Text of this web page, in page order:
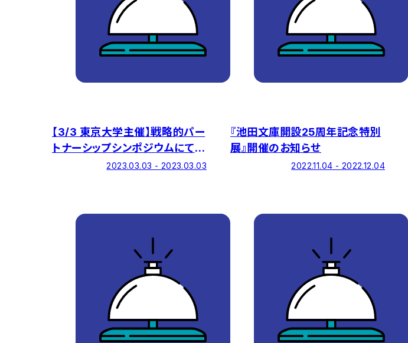
【3/3 東京大学主催】戦略的パー
トナーシップシンポジウムにて本
学が事例紹介します2023.03.03 - 2023.03.03
『池田文庫開設25周年記念特別
展』開催のお知らせ
2022.11.04 - 2022.12.04